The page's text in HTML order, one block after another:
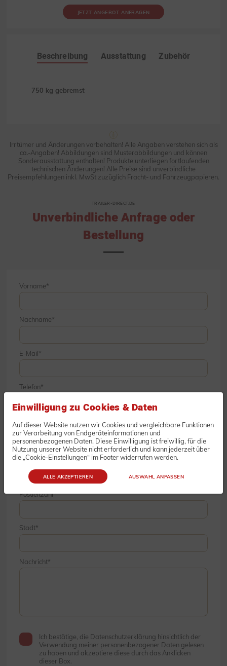
JETZT ANGEBOT ANFRAGEN
Beschreibung Ausstattung Zubehör
750 kg gebremst
Irrtümer und Änderungen vorbehalten! Alle Angaben verstehen sich als
ca.-Angaben! Abbildungen sind Musterabbildungen und können
Sonderausstattung enthalten! Produkte unterliegen fortlaufenden
technischen Änderungen! Alle Preise sind unverbindliche
Preisempfehlungen inkl. MwSt zuzüglich Fracht- und Fahrzeugpapieren.
TRAILER-DIRECT.DE
Unverbindliche Anfrage oder
Bestellung
Vorname
Nachname
E-Mail
Telefon
Unternehmen
Straße & Hausnummer
Postleitzahl
Stadt
Nachricht
Ich bestätige, die Datenschutzerklärung hinsichtlich der
Verwendung meiner personenbezogener Daten gelesen
zu haben und akzeptiere diese durch das Anklicken
dieser Box.
Einwilligung zu Cookies & Daten
Auf dieser Website nutzen wir Cookies und vergleichbare Funktionen
zur Verarbeitung von Endgeräteinformationen und
personenbezogenen Daten. Diese Einwilligung ist freiwillig, für die
Nutzung unserer Website nicht erforderlich und kann jederzeit über
die „Cookie-Einstellungen“ im Footer widerrufen werden.
ALLE AKZEPTIEREN AUSWAHL ANPASSEN